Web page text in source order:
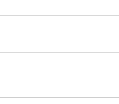
stor seng (se bilder)